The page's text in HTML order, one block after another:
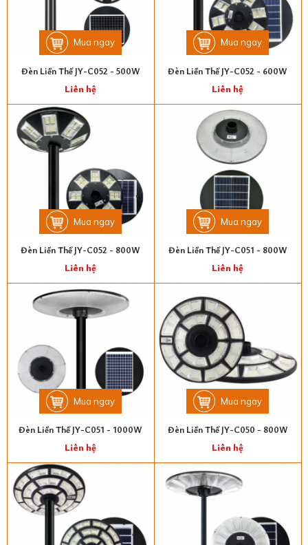
Mua ngay
Đèn Liền Thể JY-C052 - 500W
Liên hệ
Mua ngay
Đèn Liền Thể JY-C052 - 600W
Liên hệ
Mua ngay
Đèn Liền Thể JY-C052 - 800W
Liên hệ
Mua ngay
Đèn Liền Thể JY-C051 - 800W
Liên hệ
Mua ngay
Đèn Liền Thể JY-C051 - 1000W
Liên hệ
Mua ngay
Đèn Liền Thể JY-C050 - 800W
Liên hệ